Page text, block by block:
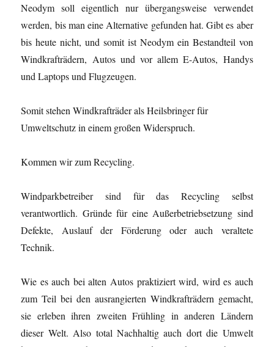
Neodym soll eigentlich nur übergangsweise verwendet
werden, bis man eine Alternative gefunden hat. Gibt es aber
bis heute nicht, und somit ist Neodym ein Bestandteil von
Windkrafträdern, Autos und vor allem E-Autos, Handys
und Laptops und Flugzeugen.
Somit stehen Windkrafträder als Heilsbringer für
Umweltschutz in einem großen Widerspruch.
Kommen wir zum Recycling.
Windparkbetreiber sind für das Recycling selbst
verantwortlich. Gründe für eine Außerbetriebsetzung sind
Defekte, Auslauf der Förderung oder auch veraltete
Technik.
Wie es auch bei alten Autos praktiziert wird, wird es auch
zum Teil bei den ausrangierten Windkrafträdern gemacht,
sie erleben ihren zweiten Frühling in anderen Ländern
dieser Welt. Also total Nachhaltig auch dort die Umwelt